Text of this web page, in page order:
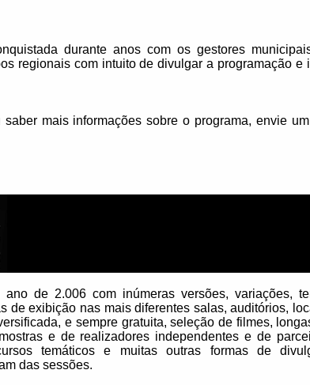
durante anos com os gestores
regionais com intuito de divulgar a programação e
mais informações sobre o programa, envie
ano de 2.006 com inúmeras versões, variações,
de exibição nas mais diferentes salas, auditórios,
e sempre gratuita, seleção de filmes,
e de realizadores independentes e de
temáticos e muitas outras formas de
das sessões.